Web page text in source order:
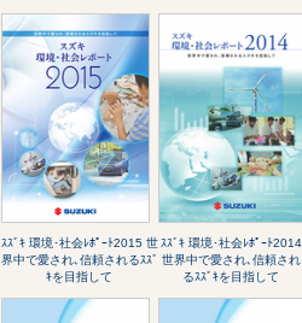
ｽｽﾞｷ 環境･社会ﾚﾎﾟｰﾄ2015 世
界中で愛され､信頼されるｽｽﾞ
ｷを目指して
ｽｽﾞｷ 環境･社会ﾚﾎﾟｰﾄ2014
世界中で愛され､信頼され
るｽｽﾞｷを目指して